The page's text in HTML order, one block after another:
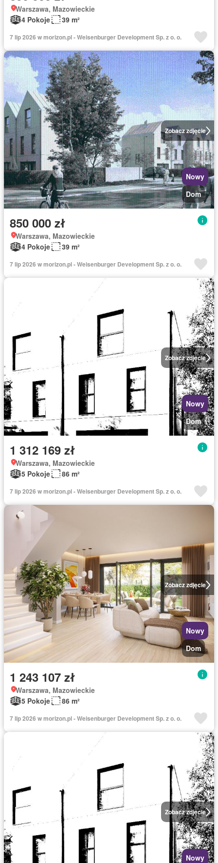
Warszawa, Mazowieckie
4 Pokoje
39 m²
7 lip 2026 w morizon.pl - Weisenburger Development Sp. z o. o.
Zobacz zdjęcie
Nowy
Dom
850 000 zł
Warszawa, Mazowieckie
4 Pokoje
39 m²
7 lip 2026 w morizon.pl - Weisenburger Development Sp. z o. o.
Zobacz zdjęcie
Nowy
Dom
1 312 169 zł
Warszawa, Mazowieckie
5 Pokoje
86 m²
7 lip 2026 w morizon.pl - Weisenburger Development Sp. z o. o.
Zobacz zdjęcie
Nowy
Dom
1 243 107 zł
Warszawa, Mazowieckie
5 Pokoje
86 m²
7 lip 2026 w morizon.pl - Weisenburger Development Sp. z o. o.
Zobacz zdjęcie
Nowy